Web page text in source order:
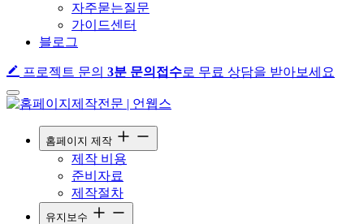
자주묻는질문
가이드센터
블로그
프로젝트 문의 3분 문의접수로 무료 상담을 받아보세요
홈페이지 제작
제작 비용
준비자료
제작절차
유지보수